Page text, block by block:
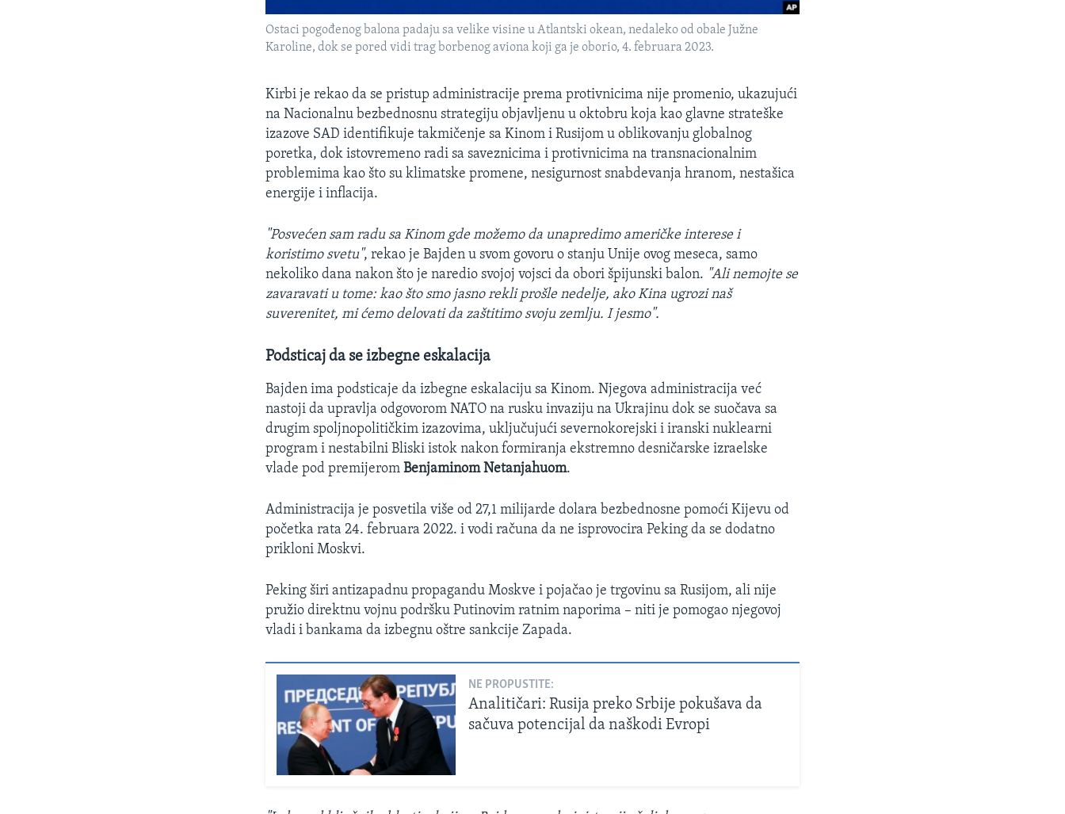
Ostaci pogođenog balona padaju sa velike visine u Atlantski okean, nedaleko od obale Južne
Karoline, dok se pored vidi trag borbenog aviona koji ga je oborio, 4. februara 2023.
Kirbi je rekao da se pristup administracije prema protivnicima nije promenio, ukazujući
na Nacionalnu bezbednosnu strategiju objavljenu u oktobru koja kao glavne strateške
izazove SAD identifikuje takmičenje sa Kinom i Rusijom u oblikovanju globalnog
poretka, dok istovremeno radi sa saveznicima i protivnicima na transnacionalnim
problemima kao što su klimatske promene, nesigurnost snabdevanja hranom, nestašica
energije i inflacija.
"Posvećen sam radu sa Kinom gde možemo da unapredimo američke interese i
koristimo svetu", rekao je Bajden u svom govoru o stanju Unije ovog meseca, samo
nekoliko dana nakon što je naredio svojoj vojsci da obori špijunski balon. "Ali nemojte se
zavaravati u tome: kao što smo jasno rekli prošle nedelje, ako Kina ugrozi naš
suverenitet, mi ćemo delovati da zaštitimo svoju zemlju. I jesmo".
Podsticaj da se izbegne eskalacija
Bajden ima podsticaje da izbegne eskalaciju sa Kinom. Njegova administracija već
nastoji da upravlja odgovorom NATO na rusku invaziju na Ukrajinu dok se suočava sa
drugim spoljnopolitičkim izazovima, uključujući severnokorejski i iranski nuklearni
program i nestabilni Bliski istok nakon formiranja ekstremno desničarske izraelske
vlade pod premijeromBenjaminom Netanjahuom.
Administracija je posvetila više od 27,1 milijarde dolara bezbednosne pomoći Kijevu od
početka rata 24. februara 2022. i vodi računa da ne isprovocira Peking da se dodatno
prikloni Moskvi.
Peking širi antizapadnu propagandu Moskve i pojačao je trgovinu sa Rusijom, ali nije
pružio direktnu vojnu podršku Putinovim ratnim naporima – niti je pomogao njegovoj
vladi i bankama da izbegnu oštre sankcije Zapada.
NE PROPUSTITE:
Analitičari: Rusija preko Srbije pokušava da
sačuva potencijal da naškodi Evropi